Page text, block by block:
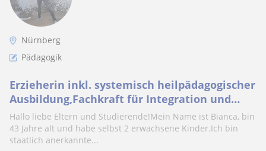
Nürnberg
Pädagogik
Erzieherin inkl. systemisch heilpädagogischer
Ausbildung,Fachkraft für Integration und
Inklusion, Mentorin für Ausbildung
Hallo liebe Eltern und Studierende!Mein Name ist Bianca, bin
43 Jahre alt und habe selbst 2 erwachsene Kinder.Ich bin
staatlich anerkannte...